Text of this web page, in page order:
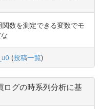
数を測定できる変数でモ
(投稿一覧)
ログの時系列分析に基